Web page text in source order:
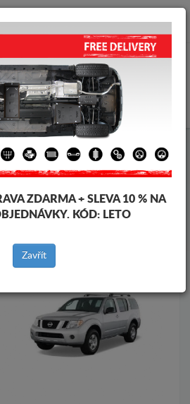
Kryt pod motor Nissan Pathfinder
vozidel
Zpět na produkty
ZDARMA + SLEVA 10 % NA
KÓD: LETO
Zavřít